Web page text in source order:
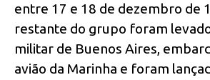
entre 17 e 18 de dezembro de
restante do grupo foram
militar de Buenos Aires,
avião da Marinha e foram